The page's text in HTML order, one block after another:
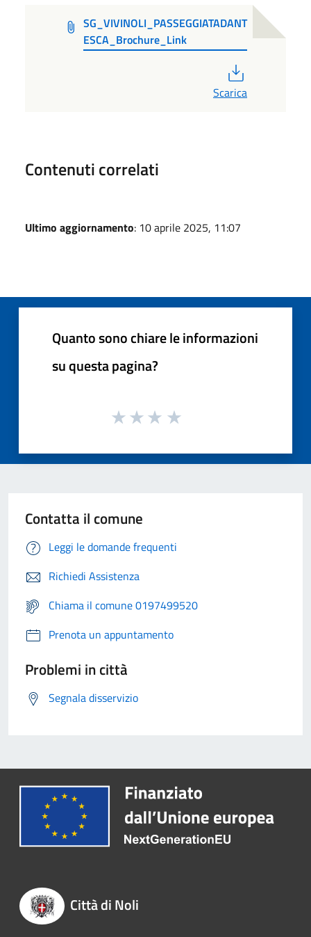
SG_VIVINOLI_PASSEGGIATADANT
ESCA_Brochure_Link
Scarica
Contenuti correlati
Ultimo aggiornamento: 10 aprile 2025, 11:07
Quanto sono chiare le informazioni
su questa pagina?
Contatta il comune
Leggi le domande frequenti
Richiedi Assistenza
Chiama il comune 0197499520
Prenota un appuntamento
Problemi in città
Segnala disservizio
Città di Noli